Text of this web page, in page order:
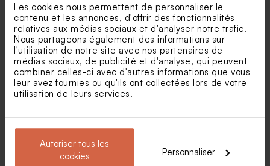
Les cookies nous permettent de personnaliser le
contenu et les annonces, d'offrir des fonctionnalités
relatives aux médias sociaux et d'analyser notre trafic.
Nous partageons également des informations sur
l'utilisation de notre site avec nos partenaires de
médias sociaux, de publicité et d'analyse, qui peuvent
combiner celles-ci avec d'autres informations que vous
leur avez fournies ou qu'ils ont collectées lors de votre
utilisation de leurs services.
Autoriser tous les
cookies
Personnaliser
Stylo personnalisé en bois
baptême
Jeu de dominos en bois
baptême multi-photos